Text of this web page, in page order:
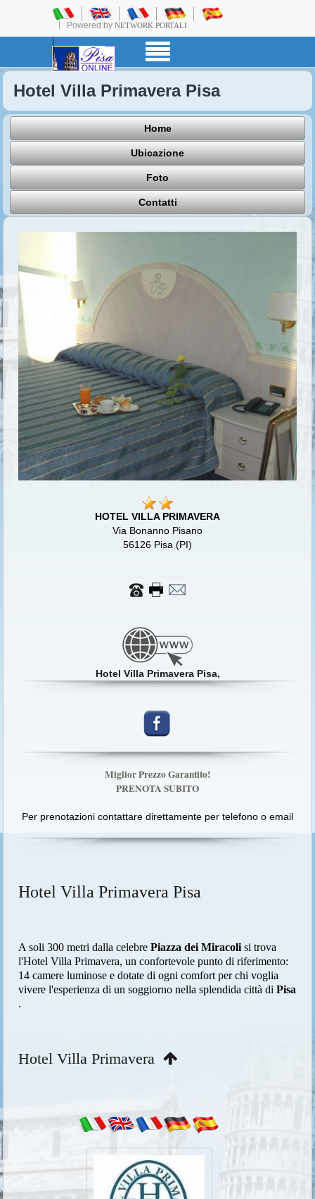
Powered by NETWORK PORTALI
Hotel Villa Primavera Pisa
Home
Ubicazione
Foto
Contatti
HOTEL VILLA PRIMAVERA
Via Bonanno Pisano
56126 Pisa (PI)
Hotel Villa Primavera Pisa,
Miglior Prezzo Garantito!
PRENOTA SUBITO
Per prenotazioni contattare direttamente per telefono o email
Hotel Villa Primavera Pisa
A soli 300 metri dalla celebrePiazza dei Miracoli si trova
l'Hotel Villa Primavera, un confortevole punto di riferimento:
14 camere luminose e dotate di ogni comfort per chi voglia
vivere l'esperienza di un soggiorno nella splendida città diPisa
.
Hotel Villa Primavera